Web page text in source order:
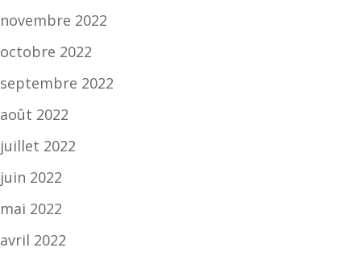
novembre 2022
octobre 2022
septembre 2022
août 2022
juillet 2022
juin 2022
mai 2022
avril 2022